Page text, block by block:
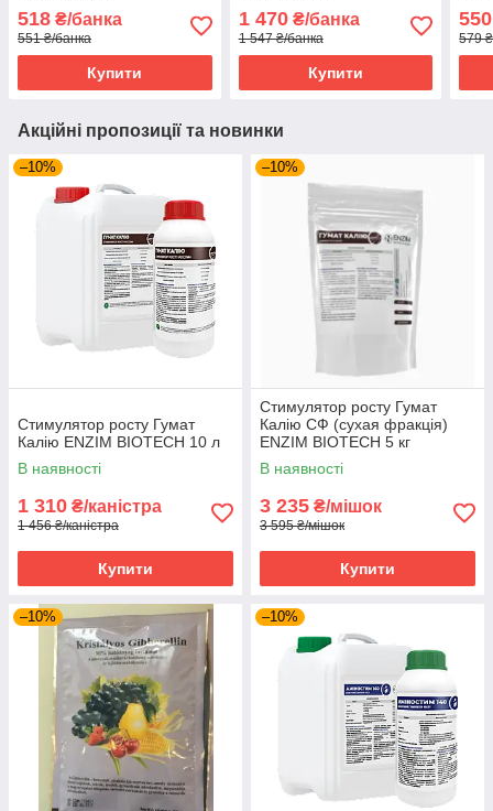
518 ₴/банка
551 ₴/банка
Купити
1 470₴/банка
1 547 ₴/банка
Купити
550
579
Акційні пропозиції та новинки
–10%
Стимулятор росту Гумат
Калію ENZIM BIOTECH 10 л
В наявності
1 310 ₴/каністра
1 456 ₴/каністра
Купити
–10%
Стимулятор росту Гумат
Калію СФ (сухая фракція)
ENZIM BIOTECH 5 кг
В наявності
3 235 ₴/мішок
3 595 ₴/мішок
Купити
–10% –10%